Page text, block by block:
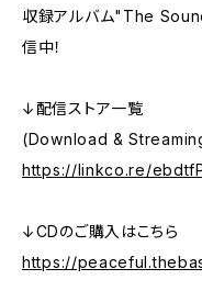
収録アルバム"The
信中！
↓配信ストア一覧
(Download &
https://linkco.re/
↓CDのご購入はこちら
https://